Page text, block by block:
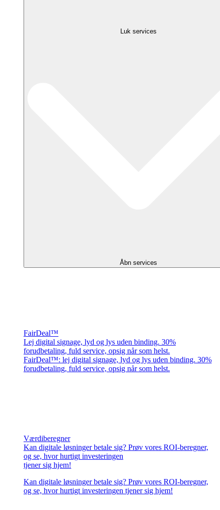
Luk services
Åbn services
FairDeal™
Lej digital signage, lyd og lys uden binding. 30%
forudbetaling, fuld service, opsig når som helst.
FairDeal™: lej digital signage, lyd og lys uden binding. 30%
forudbetaling, fuld service, opsig når som helst.
Værdiberegner
Kan digitale løsninger betale sig? Prøv vores ROI-beregner,
og se, hvor hurtigt investeringen
tjener sig hjem!
Kan digitale løsninger betale sig? Prøv vores ROI-beregner,
og se, hvor hurtigt investeringen tjener sig hjem!